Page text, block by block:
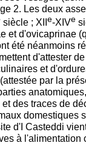
2. Les deux
siècle ; XIIe-XIVe
et d'ovicaprinae
été néanmoins
d'attester
et
par la
des traces de
domestiques
d'I Casteddi
à l'alimentation